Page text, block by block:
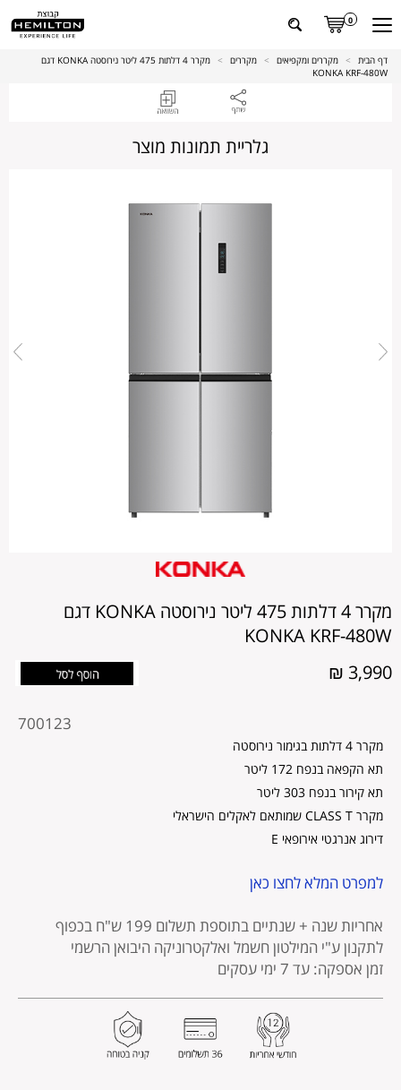
0
דף הבית > מקררים ומקפיאים > מקררים >
מקרר 4 דלתות 475 ליטר נירוסטה KONKA דגם
KONKA KRF-480W
מקרר 4 דלתות 475 ליטר נירוסטה KONKA דגם
KONKA KRF-480W
3,990 ₪
700123
מוצר
מקרר 4 דלתות בגימור נירוסטה
תא הקפאה בנפח 172 ליטר
תא קירור בנפח 303 ליטר
מקרר CLASS T שמותאם לאקלים הישראלי
דירוג אנרגטי אירופאי E
למפרט המלא לחצו כאן
אחריות שנה + שנתיים בתוספת תשלום 199 ש"ח בכפוף
לתקנוןע"י המילטון חשמל ואלקטרוניקה היבואן הרשמי
זמן אספקה: עד 7 ימי עסקים
גלריית תמונות מוצר